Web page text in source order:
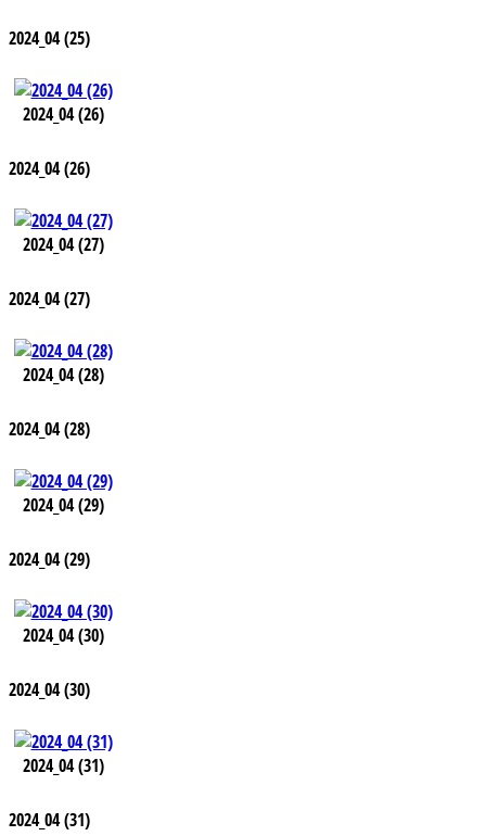
2024_04 (25)
2024_04 (26)
2024_04 (26)
2024_04 (27)
2024_04 (27)
2024_04 (28)
2024_04 (28)
2024_04 (29)
2024_04 (29)
2024_04 (30)
2024_04 (30)
2024_04 (31)
2024_04 (31)